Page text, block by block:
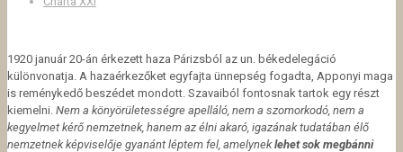
1920 január 20-án érkezett haza Párizsból az un. békedelegáció
különvonatja. A hazaérkezőket egyfajta ünnepség fogadta, Apponyi maga
is reménykedő beszédet mondott. Szavaiból fontosnak tartok egy részt
kiemelni. Nem a könyörületességre apelláló, nem a szomorkodó, nem a
kegyelmet kérő nemzetnek, hanem az élni akaró, igazának tudatában élő
nemzetnek képviselője gyanánt léptem fel, amelyneklehet sok megbánni